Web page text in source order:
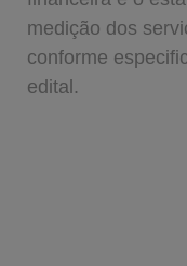
medição dos
conforme
edital.